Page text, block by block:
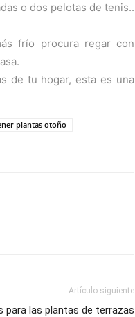
o dos pelotas de tenis..
frío procura regar con
de tu hogar, esta es una
plantas otoño
Artículo siguiente
para las plantas de terrazas